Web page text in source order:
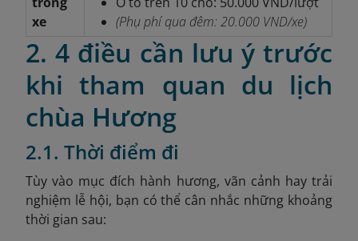
xe
(Phụ phí qua đêm: 20.000 VND/xe)
2. 4 điều cần lưu ý trước
khi tham quan du lịch
chùa Hương
2.1. Thời điểm đi
Tùy vào mục đích hành hương, vãn cảnh hay trải
nghiệm lễ hội, bạn có thể cân nhắc những khoảng
thời gian sau: